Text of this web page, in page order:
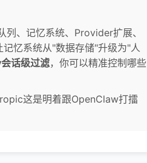
、记忆系统、Provider扩展、
记忆系统从"数据存储"升级为"人
话级过滤，你可以精准控制哪些
这是明着跟OpenClaw打擂